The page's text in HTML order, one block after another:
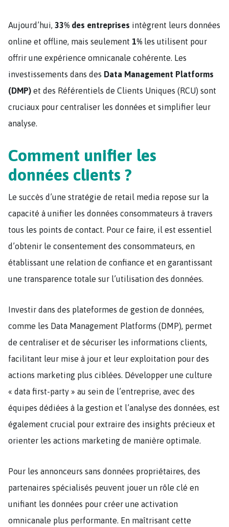
Aujourd’hui, 33% des entreprises intègrent leurs données
online et offline, mais seulement 1% les utilisent pour
offrir une expérience omnicanale cohérente. Les
investissements dans des Data Management Platforms
(DMP) et des Référentiels de Clients Uniques (RCU) sont
cruciaux pour centraliser les données et simplifier leur
analyse​.
Comment unifier les
données clients ?
Le succès d’une stratégie de retail media repose sur la
capacité à unifier les données consommateurs à travers
tous les points de contact. Pour ce faire, il est essentiel
d’obtenir le consentement des consommateurs, en
établissant une relation de confiance et en garantissant
une transparence totale sur l’utilisation des données.
Investir dans des plateformes de gestion de données,
comme les Data Management Platforms (DMP), permet
de centraliser et de sécuriser les informations clients,
facilitant leur mise à jour et leur exploitation pour des
actions marketing plus ciblées. Développer une culture
« data first-party » au sein de l’entreprise, avec des
équipes dédiées à la gestion et l’analyse des données, est
également crucial pour extraire des insights précieux et
orienter les actions marketing de manière optimale.
Pour les annonceurs sans données propriétaires, des
partenaires spécialisés peuvent jouer un rôle clé en
unifiant les données pour créer une activation
omnicanale plus performante. En maîtrisant cette